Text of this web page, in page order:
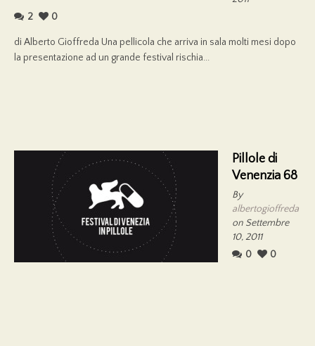
2
0
di Alberto Gioffreda Una pellicola che arriva in sala molti mesi dopo
la presentazione ad un grande festival rischia...
Pillole di
Venenzia 68
By
albertogioffreda
on Settembre
10, 2011
0
0